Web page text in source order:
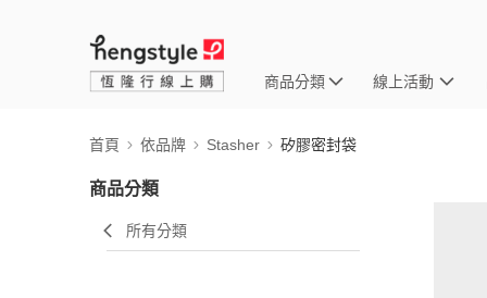
商品分類 線上活動
首頁 依品牌 Stasher 矽膠密封袋
商品分類
所有分類